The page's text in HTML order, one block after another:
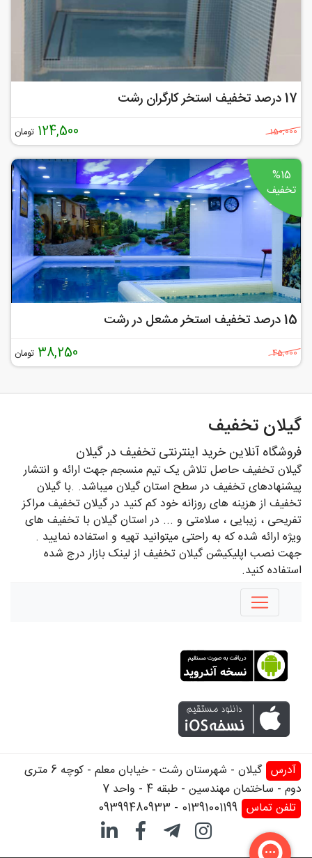
17 درصد تخفیف استخر کارگران رشت
150,000
124,500 تومان
%15
تخفیف
15 درصد تخفیف استخر مشعل در رشت
45,000
38,250 تومان
گیلان تخفیف
فروشگاه آنلاین خرید اینترنتی تخفیف در گیلان
گیلان تخفیف حاصل تلاش یک تیم منسجم جهت ارائه و انتشار
پیشنهادهای تخفیف در سطح استان گیلان میباشد. .با گیلان
تخفیف از هزینه های روزانه خود کم کنید در گیلان تخفیف مراکز
تفریحی ، زیبایی ، سلامتی و ... در استان گیلان با تخفیف های
ویژه ارائه شده که به راحتی میتوانید تهیه و استفاده نمایید .
جهت نصب اپلیکیشن گیلان تخفیف از لینک بازار درج شده
استفاده کنید.
آدرس
گیلان - شهرستان رشت - خیابان معلم - کوچه 6 متری
دوم - ساختمان مهندسین - طبقه 4 - واحد 7
تلفن تماس 01391001199
-
09399480933